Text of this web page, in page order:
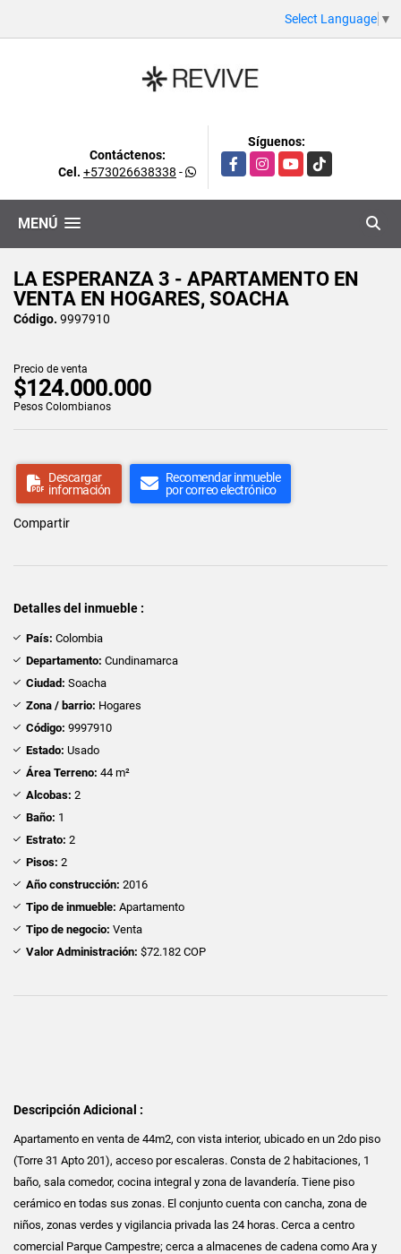
Select Language ▼
Contáctenos:
Cel. +573026638338 -
Síguenos:
FacebookInstagramYouTubeTikTok
MENÚ
LA ESPERANZA 3 - APARTAMENTO EN
VENTA EN HOGARES, SOACHA
Código. 9997910
Precio de venta
$124.000.000
Pesos Colombianos
Descargar
información
Recomendar inmueble
por correo electrónico
Compartir
Detalles del inmueble :
País: Colombia
Departamento: Cundinamarca
Ciudad: Soacha
Zona / barrio: Hogares
Código: 9997910
Estado: Usado
Área Terreno: 44 m²
Alcobas: 2
Baño: 1
Estrato: 2
Pisos: 2
Año construcción: 2016
Tipo de inmueble: Apartamento
Tipo de negocio: Venta
Valor Administración: $72.182 COP
Descripción Adicional :
Apartamento en venta de 44m2, con vista interior, ubicado en un 2do piso
(Torre 31 Apto 201), acceso por escaleras. Consta de 2 habitaciones, 1
baño, sala comedor, cocina integral y zona de lavandería. Tiene piso
cerámico en todas sus zonas. El conjunto cuenta con cancha, zona de
niños, zonas verdes y vigilancia privada las 24 horas. Cerca a centro
comercial Parque Campestre; cerca a almacenes de cadena como Ara y